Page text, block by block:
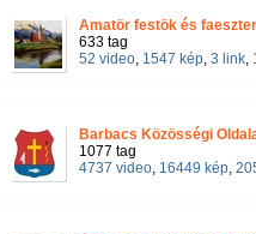
Amatör festök és
633 tag
52 video, 1547 kép, 3 link,
Barbacs Közösségi
1077 tag
4737 video, 16449 kép,